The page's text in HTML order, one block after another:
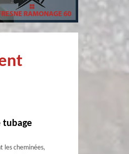
tubage
les cheminées,